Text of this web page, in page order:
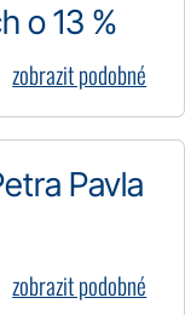
o 13 %
zobrazit podobné
Pavla
zobrazit podobné